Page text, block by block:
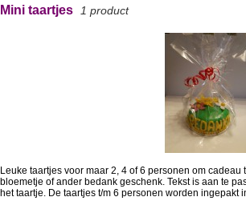
Mini taartjes 1 product
Leuke taartjes voor maar 2, 4 of 6 personen om
bloemetje of ander bedank geschenk. Tekst is aan te
het taartje. De taartjes t/m 6 personen worden ingepakt